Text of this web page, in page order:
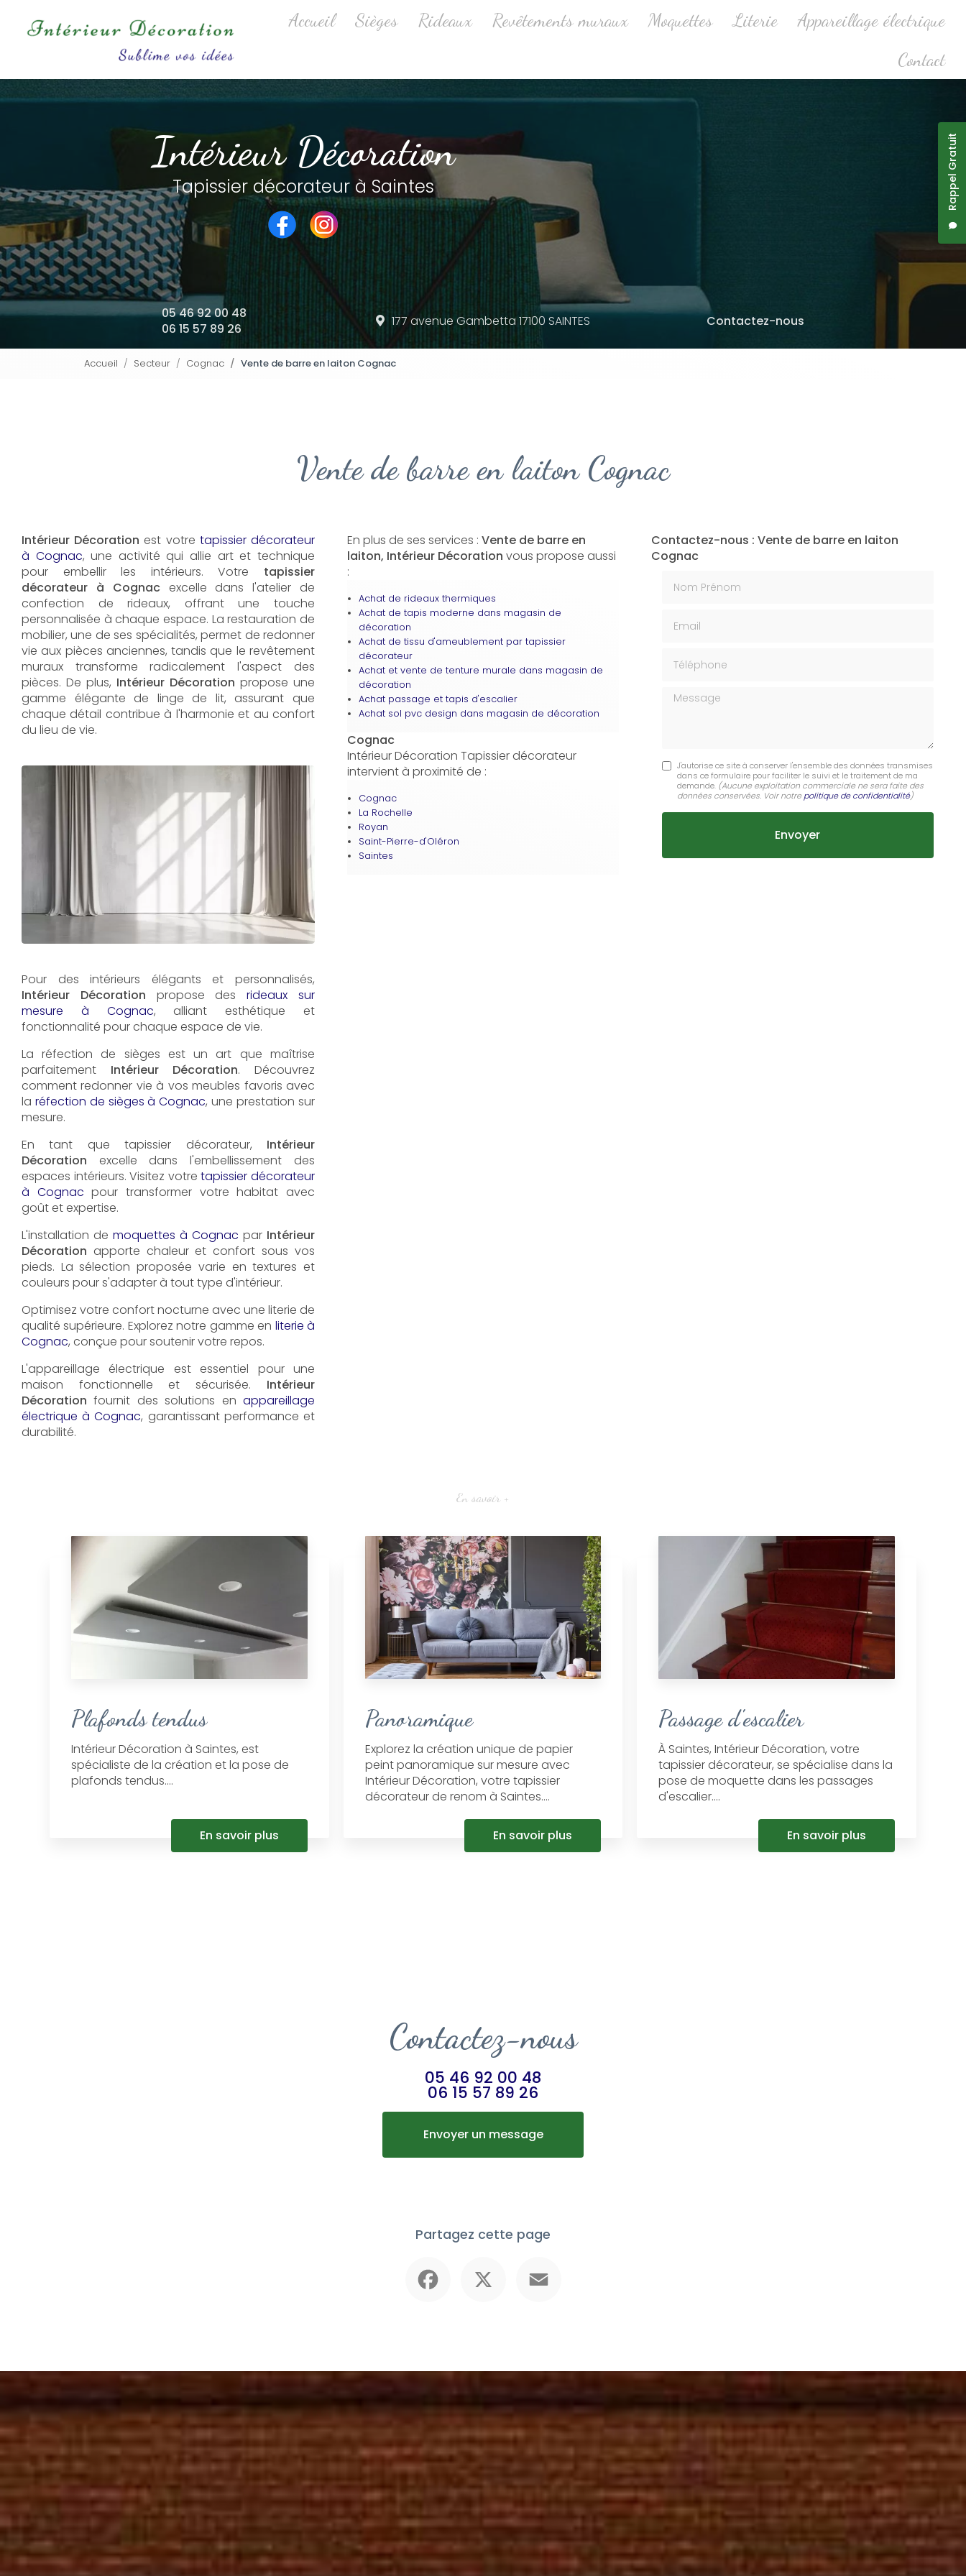
contenu
Rappel Gratuit
Accueil Sièges Rideaux Revêtements muraux Moquettes Literie
Appareillage électrique
Contact
Intérieur Décoration
Tapissier décorateur à Saintes
05 46 92 00 48
06 15 57 89 26
177 avenue Gambetta 17100 SAINTES Contactez-nous
Accueil Secteur Cognac Vente de barre en laiton Cognac
Vente de barre en laiton Cognac
Intérieur Décoration est votre tapissier décorateur
à Cognac, une activité qui allie art et technique
pour embellir les intérieurs. Votre tapissier
décorateur à Cognacexcelle dans l'atelier de
confection de rideaux, offrant une touche
personnalisée à chaque espace. La restauration de
mobilier, une de ses spécialités, permet de redonner
vie aux pièces anciennes, tandis que le revêtement
muraux transforme radicalement l'aspect des
pièces. De plus, Intérieur Décoration propose une
gamme élégante de linge de lit, assurant que
chaque détail contribue à l'harmonie et au confort
du lieu de vie.
Pour des intérieurs élégants et personnalisés,
Intérieur Décoration propose desrideaux sur
mesure à Cognac, alliant esthétique et
fonctionnalité pour chaque espace de vie.
La réfection de sièges est un art que maîtrise
parfaitement Intérieur Décoration. Découvrez
comment redonner vie à vos meubles favoris avec
la réfection de sièges à Cognac, une prestation sur
mesure.
En tant que tapissier décorateur, Intérieur
Décoration excelle dans l'embellissement des
espaces intérieurs. Visitez votretapissier décorateur
à Cognac pour transformer votre habitat avec
goût et expertise.
L'installation de moquettes à Cognac par Intérieur
Décoration apporte chaleur et confort sous vos
pieds. La sélection proposée varie en textures et
couleurs pour s'adapter à tout type d'intérieur.
Optimisez votre confort nocturne avec une literie de
qualité supérieure. Explorez notre gamme en literie à
Cognac, conçue pour soutenir votre repos.
L'appareillage électrique est essentiel pour une
maison fonctionnelle et sécurisée. Intérieur
Décoration fournit des solutions en appareillage
électrique à Cognac, garantissant performance et
durabilité.
En plus de ses services : Vente de barre en
laiton, Intérieur Décoration vous propose aussi
:
Achat de rideaux thermiques
Achat de tapis moderne dans magasin de
décoration
Achat de tissu d'ameublement par tapissier
décorateur
Achat et vente de tenture murale dans magasin de
décoration
Achat passage et tapis d'escalier
Achat sol pvc design dans magasin de décoration
Cognac
Intérieur Décoration Tapissier décorateur
intervient à proximité de :
Cognac
La Rochelle
Royan
Saint-Pierre-d'Oléron
Saintes
Contactez-nous : Vente de barre en laiton
Cognac
Message
J'autorise ce site à conserver l'ensemble des données transmises
dans ce formulaire pour faciliter le suivi et le traitement de ma
demande. (Aucune exploitation commerciale ne sera faite des
données conservées. Voir notrepolitique de confidentialité)
En savoir +
Plafonds tendus
Intérieur Décoration à Saintes, est
spécialiste de la création et la pose de
plafonds tendus....
En savoir plus
Panoramique
Explorez la création unique de papier
peint panoramique sur mesure avec
Intérieur Décoration, votre tapissier
décorateur de renom à Saintes....
En savoir plus
Passage d'escalier
À Saintes, Intérieur Décoration, votre
tapissier décorateur, se spécialise dans la
pose de moquette dans les passages
d'escalier....
En savoir plus
Contactez-nous
05 46 92 00 48
06 15 57 89 26
Envoyer un message
Partagez cette page